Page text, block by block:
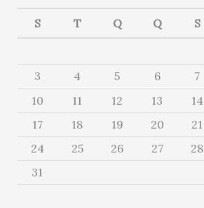
S T Q Q S
3
4 5 6 7
10
11 12 13 14
17
18 19 20 21
24
25 26 27 28
31